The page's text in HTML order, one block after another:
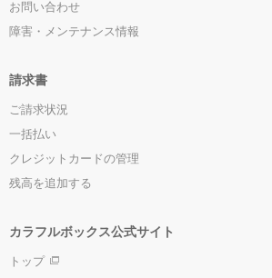
お問い合わせ
障害・メンテナンス情報
請求書
ご請求状況
一括払い
クレジットカードの管理
残高を追加する
カラフルボックス公式サイト
トップ